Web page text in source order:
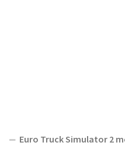
Euro Truck Simulator 2